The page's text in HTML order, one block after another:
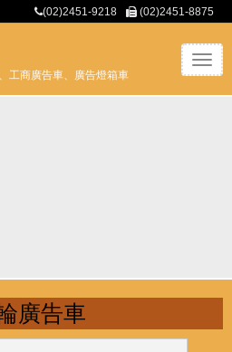
(02)2451-8875
(02)2451-9218
工商廣告車、廣告燈箱車
T
o
g
o
廣告車